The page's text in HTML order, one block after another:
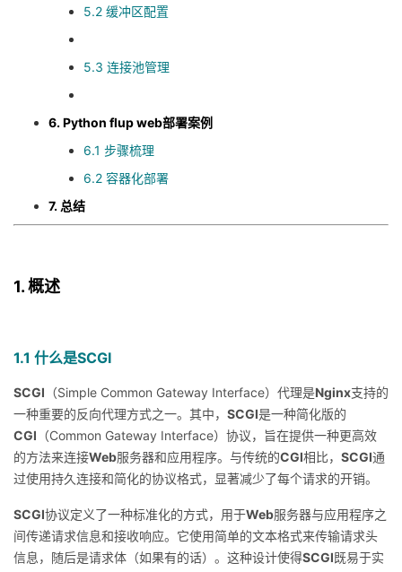
5.2 缓冲区配置
5.3 连接池管理
6. Python flup web部署案例
6.1 步骤梳理
6.2 容器化部署
7. 总结
1. 概述
1.1 什么是SCGI
SCGI （Simple Common Gateway Interface）代理是Nginx支持的
一种重要的反向代理方式之一。其中， SCGI是一种简化版的
CGI （Common Gateway Interface）协议，旨在提供一种更高效
的方法来连接Web服务器和应用程序。与传统的CGI相比， SCGI通
过使用持久连接和简化的协议格式，显著减少了每个请求的开销。
SCGI协议定义了一种标准化的方式，用于Web服务器与应用程序之
间传递请求信息和接收响应。它使用简单的文本格式来传输请求头
信息，随后是请求体（如果有的话）。这种设计使得SCGI既易于实